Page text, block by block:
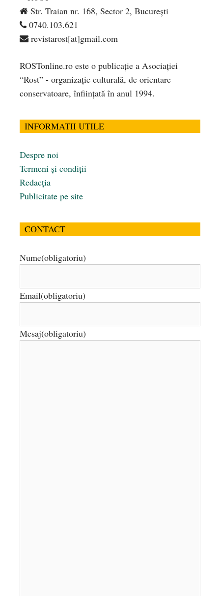
Str. Traian nr. 168, Sector 2, București
0740.103.621
revistarost[at]gmail.com
ROSTonline.ro este o publicaţie a Asociaţiei
“Rost” - organizaţie culturală, de orientare
conservatoare, înfiinţată în anul 1994.
INFORMATII UTILE
Despre noi
Termeni și condiții
Redacția
Publicitate pe site
CONTACT
Nume(obligatoriu)
Email(obligatoriu)
Mesaj(obligatoriu)